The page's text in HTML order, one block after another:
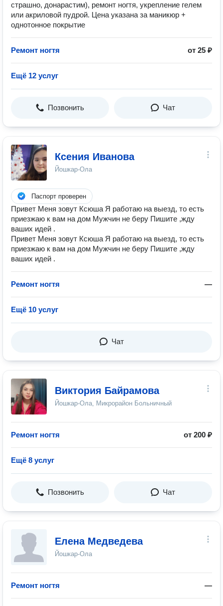
страшно, донарастим), ремонт ногтя, укрепление гелем
или акриловой пудрой. Цена указана за маникюр +
однотонное покрытие
Ремонт ногтя от 25 ₽
Ещё 12 услуг
Позвонить Чат
Ксения Иванова
Йошкар-Ола
Паспорт проверен
Привет Меня зовут Ксюша Я работаю на выезд, то есть
приезжаю к вам на дом Мужчин не беру Пишите ,жду
ваших идей .
Привет Меня зовут Ксюша Я работаю на выезд, то есть
приезжаю к вам на дом Мужчин не беру Пишите ,жду
ваших идей .
Ремонт ногтя —
Ещё 10 услуг
Чат
Виктория Байрамова
Йошкар-Ола, Микрорайон Больничный
Ремонт ногтя от 200 ₽
Ещё 8 услуг
Позвонить Чат
Елена Медведева
Йошкар-Ола
Ремонт ногтя —